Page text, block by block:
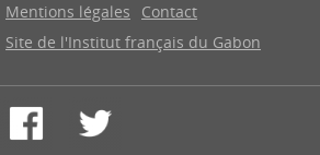
Mentions légales
Contact
Site de l'Institut français du Gabon